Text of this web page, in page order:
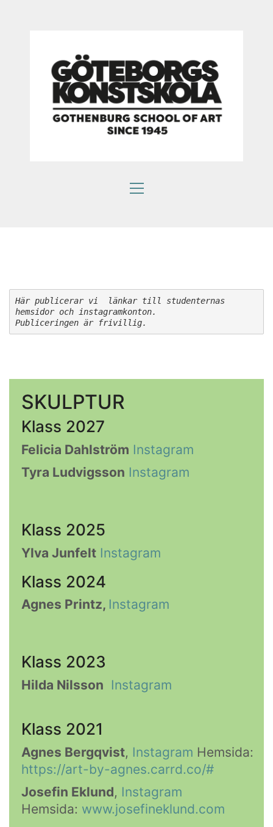
Här publicerar vi  länkar till studenternas
hemsidor och instagramkonton.
SKULPTUR
Klass 2027
Felicia Dahlström Instagram
Tyra Ludvigsson Instagram
Klass 2025
Ylva Junfelt Instagram
Klass 2024
Agnes Printz, Instagram
Klass 2023
Hilda Nilsson Instagram
Klass 2021
Agnes Bergqvist, Instagram Hemsida:
https://art-by-agnes.carrd.co/#
Josefin Eklund, Instagram
Hemsida: www.josefineklund.com